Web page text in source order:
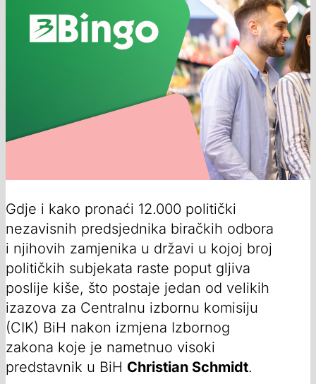
Gdje i kako pronaći 12.000 politički
nezavisnih predsjednika biračkih odbora
i njihovih zamjenika u državi u kojoj broj
političkih subjekata raste poput gljiva
poslije kiše, što postaje jedan od velikih
izazova za Centralnu izbornu komisiju
(CIK) BiH nakon izmjena Izbornog
zakona koje je nametnuo visoki
predstavnik u BiH Christian Schmidt.